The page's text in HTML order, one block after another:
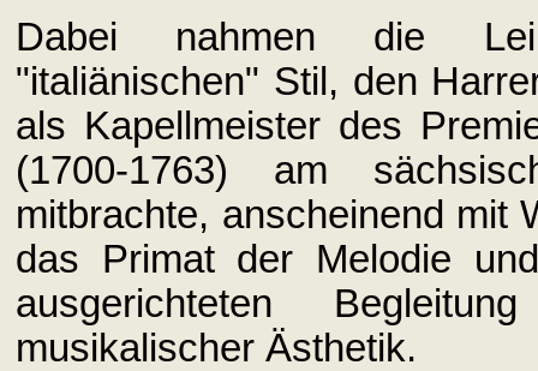
Dabei nahmen die
"italiänischen" Stil, den
als Kapellmeister des
(1700-1763) am
mitbrachte, anscheinend mit
das Primat der Melodie
ausgerichteten
musikalischer Ästhetik.